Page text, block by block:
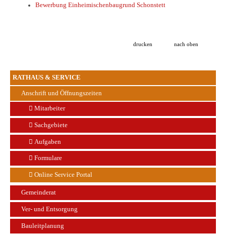
RATHAUS & SERVICE
Anschrift und Öffnungszeiten
Mitarbeiter
Sachgebiete
Aufgaben
Formulare
Online Service Portal
Gemeinderat
Ver- und Entsorgung
Bauleitplanung
Bewerbung Einheimischenbaugrund Schonstett
drucken nach oben